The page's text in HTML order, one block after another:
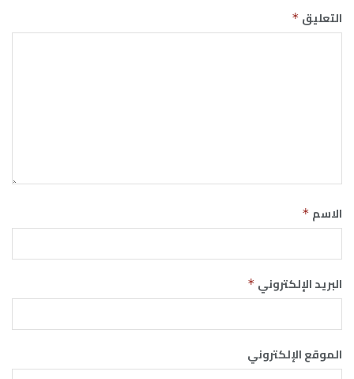
التعليق *
الاسم *
البريد الإلكتروني *
الموقع الإلكتروني